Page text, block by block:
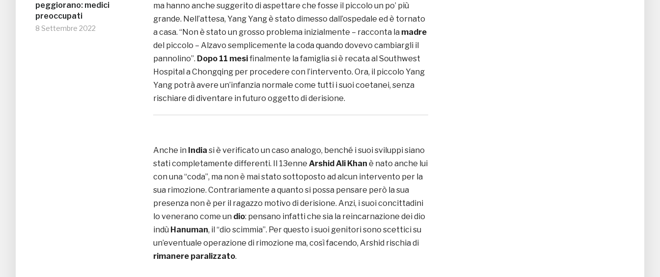
peggiorano: medici
preoccupati
8 Settembre 2022
ma hanno anche suggerito di aspettare che fosse il piccolo un po’ più
grande. Nell’attesa, Yang Yang è stato dimesso dall’ospedale ed è tornato
a casa. “Non è stato un grosso problema inizialmente – racconta la madre
del piccolo – Alzavo semplicemente la coda quando dovevo cambiargli il
pannolino”. Dopo 11 mesifinalmente la famiglia si è recata al Southwest
Hospital a Chongqing per procedere con l’intervento. Ora, il piccolo Yang
Yang potrà avere un’infanzia normale come tutti i suoi coetanei, senza
rischiare di diventare in futuro oggetto di derisione.
Anche in India si è verificato un caso analogo, benché i suoi sviluppi siano
stati completamente differenti. Il 13enne Arshid Ali Khan è nato anche lui
con una “coda”, ma non è mai stato sottoposto ad alcun intervento per la
sua rimozione. Contrariamente a quanto si possa pensare però la sua
presenza non è per il ragazzo motivo di derisione. Anzi, i suoi concittadini
lo venerano come un dio: pensano infatti che sia la reincarnazione dei dio
indù Hanuman, il “dio scimmia”. Per questo i suoi genitori sono scettici su
un’eventuale operazione di rimozione ma, così facendo, Arshid rischia di
rimanere paralizzato.